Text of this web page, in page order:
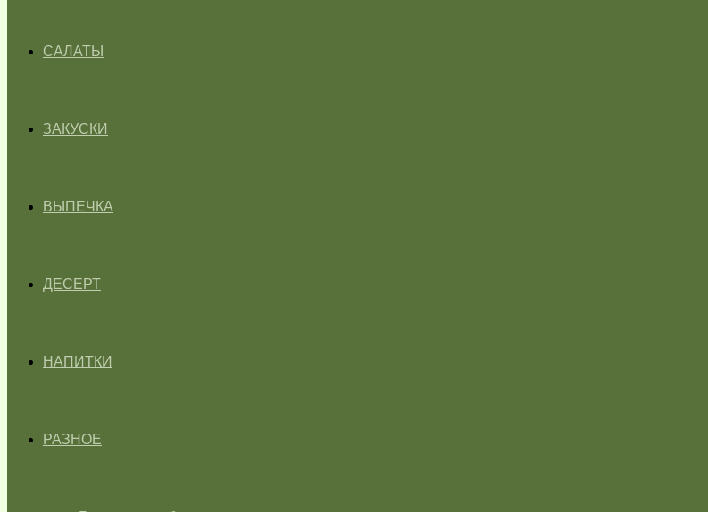
САЛАТЫ
ЗАКУСКИ
ВЫПЕЧКА
ДЕСЕРТ
НАПИТКИ
РАЗНОЕ